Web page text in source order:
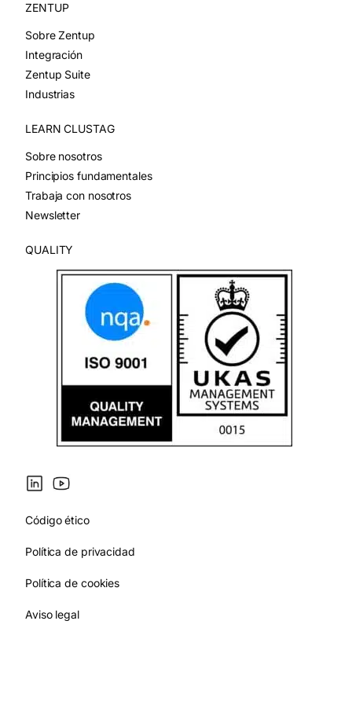
ZENTUP
Sobre Zentup
Integración
Zentup Suite
Industrias
LEARN CLUSTAG
Sobre nosotros
Principios fundamentales
Trabaja con nosotros
Newsletter
QUALITY
Código ético
Política de privacidad
Política de cookies
Aviso legal